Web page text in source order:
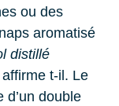
ou des
aromatisé
distillé
t-il. Le
d’un double